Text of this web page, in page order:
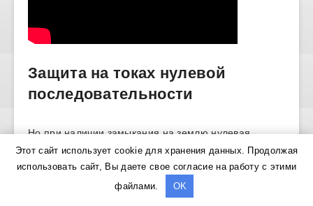
Защита на токах нулевой
последовательности
Но при наличии замыкания на землю нулевая
последовательность токов выходит из равновесия.
Появляется результирующий ток, на который и
реагирует релейная защита.
Этот сайт использует cookie для хранения данных. Продолжая
использовать сайт, Вы даете свое согласие на работу с этими
файлами.
OK